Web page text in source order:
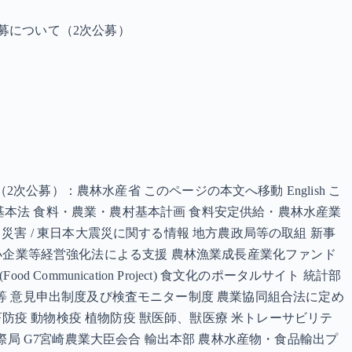
ついて（2次公募）
公募）：農林水産省 このページの本文へ移動 English こ
法 食料・農業・農村基本計画 食料安定供給・農林水産業
害 / 東日本大震災に関する情報 地方農政局等の取組 新事
業等経営強化法による支援 農林漁業成長産業化ファンド
Communication Project) 食文化のポータルサイト 統計部
意見申出制度及び検査モニター制度 農業協同組合法に定め
疫 動物検疫 植物防疫 獣医師、獣医療 米トレーサビリテ
G7宮崎農業大臣会合 輸出本部 農林水産物・食品輸出プ